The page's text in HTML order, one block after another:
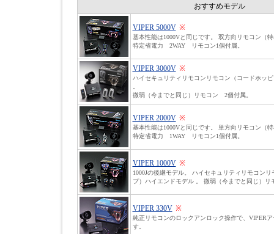
おすすめモデル
VIPER 5000V ※
基本性能は1000Vと同じです。 双方向リモコン（
特定省電力 2WAY リモコン1個付属。
VIPER 3000V ※
ハイセキュリティリモコンリモコン（コードホッ
微弱（今までと同じ）リモコン 2個付属。
VIPER 2000V ※
基本性能は1000Vと同じです。 単方向リモコン（
特定省電力 1WAY リモコン1個付属。
VIPER 1000V ※
1000Jの後継モデル。 ハイセキュリティリモコン
プ）ハイエンドモデル 。 微弱（今までと同じ）
VIPER 330V ※
純正リモコンのロックアンロック操作で、VIPER
す。